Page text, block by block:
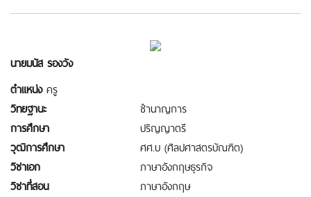
นายมนัส รองวัง
ตำแหน่งครู
วิทยฐานะ
ชำนาญการ
การศึกษา
ปริญญาตรี
วุฒิการศึกษา
ศศ.บ (ศิลปศาสตรบัณฑิต)
วิชาเอก
ภาษาอังกฤษธุรกิจ
วิชาที่สอน
ภาษาอังกฤษ